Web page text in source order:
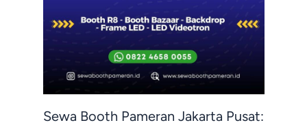
Sewa Booth Pameran Jakarta Pusat: